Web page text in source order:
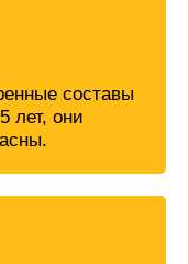
составы
лет, они